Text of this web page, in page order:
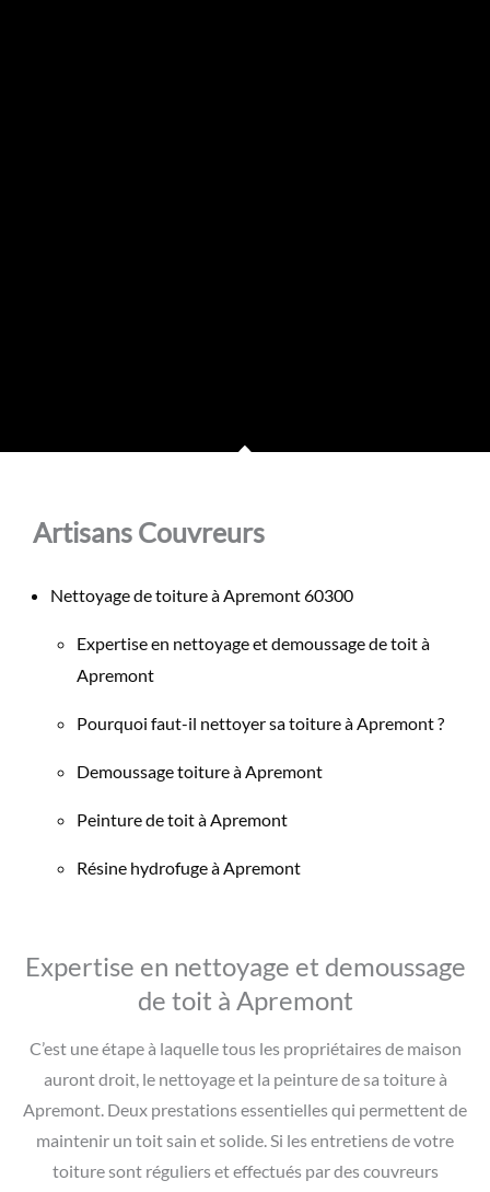
Artisans Couvreurs
Nettoyage de toiture à Apremont 60300
Expertise en nettoyage et demoussage de toit à
Apremont
Pourquoi faut-il nettoyer sa toiture à Apremont ?
Demoussage toiture à Apremont
Peinture de toit à Apremont
Résine hydrofuge à Apremont
Expertise en nettoyage et demoussage
de toit à Apremont
C’est une étape à laquelle tous les propriétaires de maison
auront droit, le nettoyage et la peinture de sa toiture à
Apremont. Deux prestations essentielles qui permettent de
maintenir un toit sain et solide. Si les entretiens de votre
toiture sont réguliers et effectués par des couvreurs